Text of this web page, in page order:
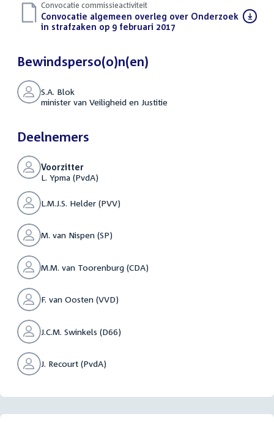
Convocatie commissieactiviteit
Download
bestand:
Convocatie algemeen overleg over Onderzoek
in strafzaken op 9 februari 2017
Bewindsperso(o)n(en)
S.A. Blok
minister van Veiligheid en Justitie
Deelnemers
Voorzitter
L. Ypma (PvdA)
L.M.J.S. Helder (PVV)
M. van Nispen (SP)
M.M. van Toorenburg (CDA)
F. van Oosten (VVD)
J.C.M. Swinkels (D66)
J. Recourt (PvdA)